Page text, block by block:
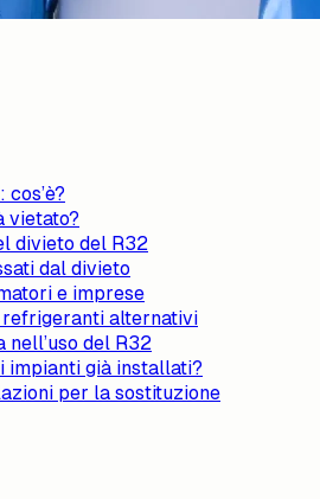
vietato?
divieto del R32
dal divieto
e imprese
alternativi
nell’uso del R32
impianti già installati?
per la sostituzione